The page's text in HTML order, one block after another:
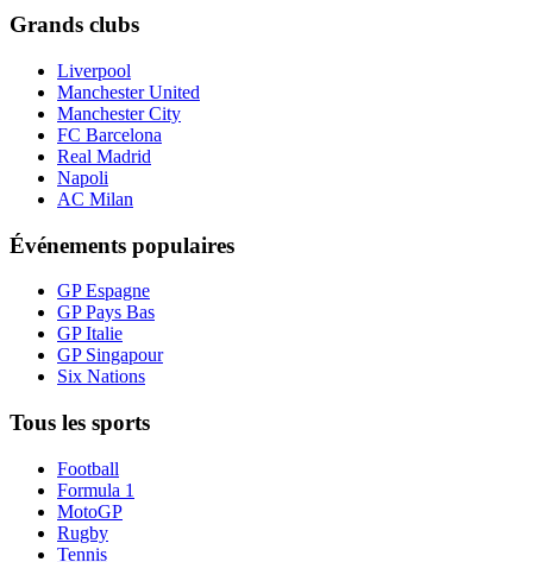
Grands clubs
Liverpool
Manchester United
Manchester City
FC Barcelona
Real Madrid
Napoli
AC Milan
Événements populaires
GP Espagne
GP Pays Bas
GP Italie
GP Singapour
Six Nations
Tous les sports
Football
Formula 1
MotoGP
Rugby
Tennis